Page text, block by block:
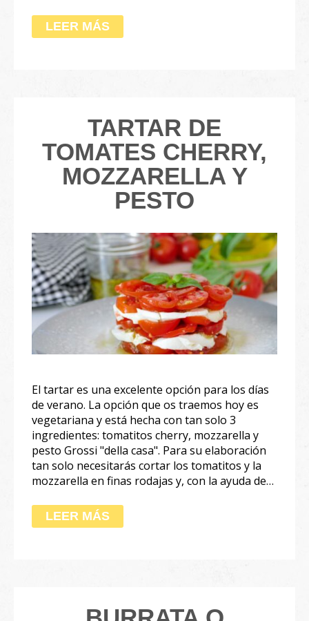
LEER MÁS
TARTAR DE
TOMATES CHERRY,
MOZZARELLA Y
PESTO
El tartar es una excelente opción para los días
de verano. La opción que os traemos hoy es
vegetariana y está hecha con tan solo 3
ingredientes: tomatitos cherry, mozzarella y
pesto Grossi "della casa". Para su elaboración
tan solo necesitarás cortar los tomatitos y la
mozzarella en finas rodajas y, con la ayuda de…
LEER MÁS